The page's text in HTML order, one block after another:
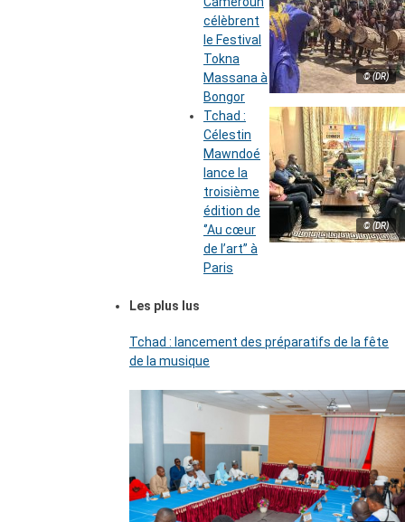
© (DR)
célèbrent
le Festival
Tokna
Massana à
Bongor
© (DR)
Tchad :
Célestin
Mawndoé
lance la
troisième
édition de
‘’Au cœur
de l’art’’ à
Paris
Les plus lus
Tchad : lancement des préparatifs de la fête
de la musique